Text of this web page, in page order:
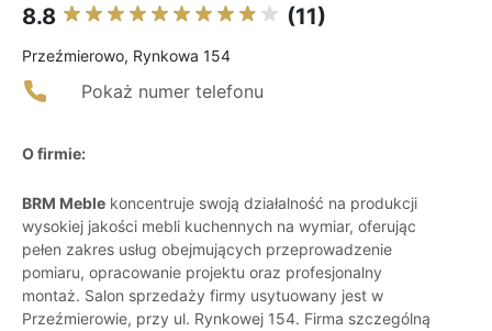
8.8 (11)
Przeźmierowo, Rynkowa 154
Pokaż numer telefonu
O firmie:
BRM Meble koncentruje swoją działalność na produkcji
wysokiej jakości mebli kuchennych na wymiar, oferując
pełen zakres usług obejmujących przeprowadzenie
pomiaru, opracowanie projektu oraz profesjonalny
montaż. Salon sprzedaży firmy usytuowany jest w
Przeźmierowie, przy ul. Rynkowej 154. Firma szczególną